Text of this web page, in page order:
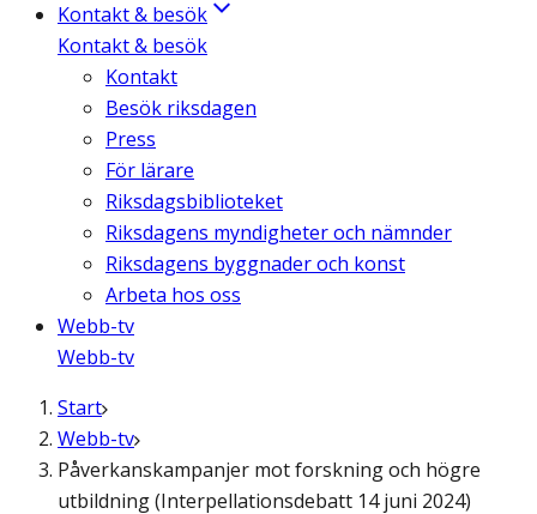
Kontakt & besök
Kontakt & besök
Kontakt
Besök riksdagen
Press
För lärare
Riksdagsbiblioteket
Riksdagens myndigheter och nämnder
Riksdagens byggnader och konst
Arbeta hos oss
Webb-tv
Webb-tv
Start
Webb-tv
Påverkanskampanjer mot forskning och högre
utbildning (Interpellationsdebatt 14 juni 2024)